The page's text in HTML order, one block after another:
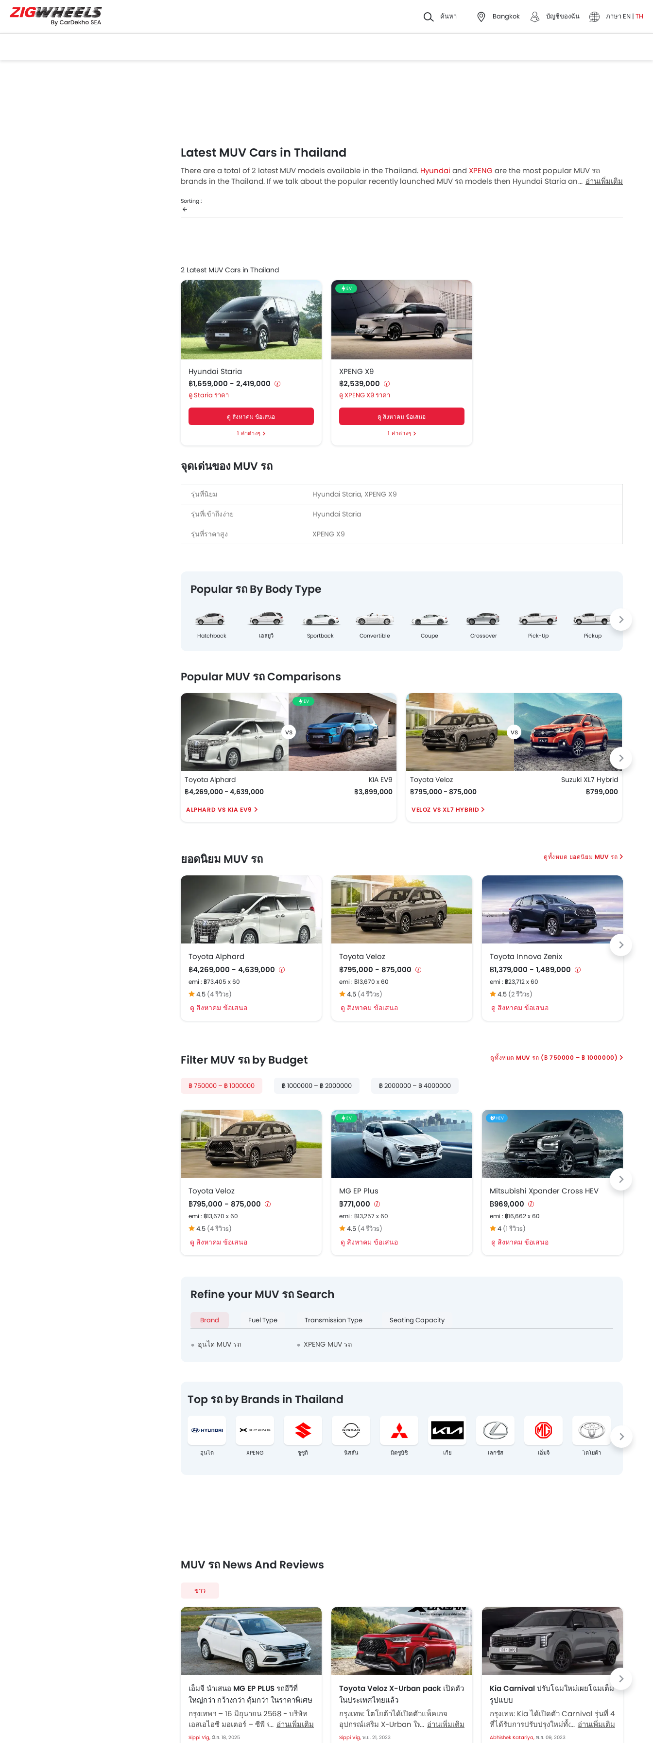
ค้นหา Bangkok บัญชีของฉัน ภาษา EN | TH
Latest MUV Cars in Thailand
There are a total of 2 latest MUV models available in the Thailand. Hyundai and XPENG are the most popular MUV รถ
brands in the Thailand. If we talk about the popular recently launched MUV รถ models then Hyundai Staria and XPENG X9
the most expensive one is XPENG X9 2026 for ฿2,539,000. To know the complete price list in your city, promos, variants,
specs, photos, fuel consumption and reviews, please select your desired recently launched รถ models from the list below.
XPENG X9 ฿2,539,000
อ่านเพิ่มเติม
Sorting :
2 Latest MUV Cars in Thailand
Hyundai Staria
฿1,659,000 - 2,419,000
Staria ราคา
ดู สิงหาคม ข้อเสนอ
1 ค่าต่างๆ
EV
XPENG X9
฿2,539,000
XPENG X9 ราคา
ดู สิงหาคม ข้อเสนอ
1 ค่าต่างๆ
จุดเด่นของ MUV รถ
รุ่นที่นิยม Hyundai Staria, XPENG X9
รุ่นที่เข้าถึงง่าย Hyundai Staria
รุ่นที่ราคาสูง XPENG X9
Popular รถ By Body Type
Hatchback เอสยูวี Sportback Convertible Coupe Crossover Pick-Up Pickup
Popular MUV รถ Comparisons
Toyota Alphard
฿4,269,000 - 4,639,000
EV
KIA EV9
฿3,899,000
ALPHARD VS KIA EV9
Toyota Veloz
฿795,000 - 875,000
Suzuki XL7 Hybrid
฿799,000
VELOZ VS XL7 HYBRID
ยอดนิยม MUV รถ
Toyota Alphard
฿4,269,000 - 4,639,000
emi : ฿73,405 x 60
4.5 (4 รีวิวs)
ดู สิงหาคม ข้อเสนอ
Toyota Veloz
฿795,000 - 875,000
emi : ฿13,670 x 60
4.5 (4 รีวิวs)
ดู สิงหาคม ข้อเสนอ
Toyota Innova Zenix
฿1,379,000 - 1,489,000
emi : ฿23,712 x 60
4.5 (2 รีวิวs)
ดู สิงหาคม ข้อเสนอ
ยอดนิยม MUV รถ
Filter MUV รถ by Budget
฿ 750000 – ฿ 1000000 ฿ 1000000 – ฿ 2000000 ฿ 2000000 – ฿ 4000000
Toyota Veloz
฿795,000 - 875,000
emi : ฿13,670 x 60
4.5 (4 รีวิวs)
ดู สิงหาคม ข้อเสนอ
EV
MG EP Plus
฿771,000
emi : ฿13,257 x 60
4.5 (4 รีวิวs)
ดู สิงหาคม ข้อเสนอ
HEV
Mitsubishi Xpander Cross HEV
฿969,000
emi : ฿16,662 x 60
4 (1 รีวิวs)
ดู สิงหาคม ข้อเสนอ
MUV รถ (฿ 750000 – ฿ 1000000)
Refine your MUV รถ Search
Brand Fuel Type Transmission Type Seating Capacity
ฮุนได MUV รถ XPENG MUV รถ
Top รถ by Brands in Thailand
ฮุนได XPENG ซูซูกิ นิสสัน มิตซูบิชิ เกีย เลกซัส เอ็มจี โตโยต้า
MUV รถ News And Reviews
ข่าว
เอ็มจี นำเสนอ MG EP PLUS รถอีวีที่
ใหญ่กว่า กว้างกว่า คุ้มกว่า ในราคาพิเศษ
จำนวนจำกัด!! เพียง 469,900 บาท
กรุงเทพฯ – 16 มิถุนายน 2568 - บริษัท
เอสเอไอซี มอเตอร์ – ซีพี จำกัด และ
บริษัท เอ็มจี เซลส์ (ประเทศไทย) จำกัด
อ่านเพิ่มเติม
Sippi Vig, มิ.ย. 18, 2025
Toyota Veloz X-Urban pack เปิดตัว
ในประเทศไทยแล้ว
กรุงเทพ: โตโยต้าได้เปิดตัวแพ็คเกจ
อุปกรณ์เสริม X-Urban ใหม่ทั้งหมด
สำหรับ Veloz MPV ในประเทศไทย
อ่านเพิ่มเติม
Sippi Vig, พ.ย. 21, 2023
Kia Carnival ปรับโฉมใหม่เผยโฉมเต็ม
รูปแบบ
กรุงเทพ: Kia ได้เปิดตัว Carnival รุ่นที่ 4
ที่ได้รับการปรับปรุงใหม่ทั้งหมด โดยจัด
แสดงการอัปเดตที่สำคัญทั้งภายในและ
อ่านเพิ่มเติม
Abhishek Katariya, พ.ย. 09, 2023